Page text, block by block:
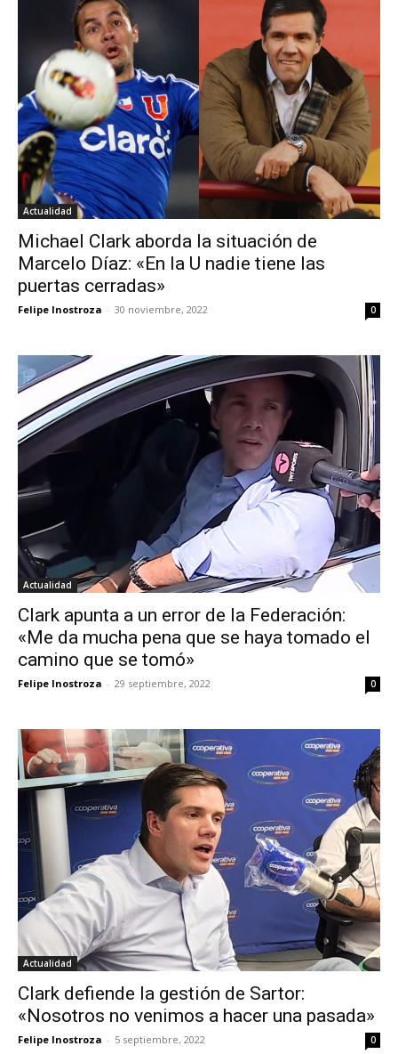
Actualidad
Michael Clark aborda la situación de
Marcelo Díaz: «En la U nadie tiene las
puertas cerradas»
Felipe Inostroza - 30 noviembre, 2022 0
Actualidad
Clark apunta a un error de la Federación:
«Me da mucha pena que se haya tomado el
camino que se tomó»
Felipe Inostroza - 29 septiembre, 2022 0
Actualidad
Clark defiende la gestión de Sartor:
«Nosotros no venimos a hacer una pasada»
Felipe Inostroza - 5 septiembre, 2022 0